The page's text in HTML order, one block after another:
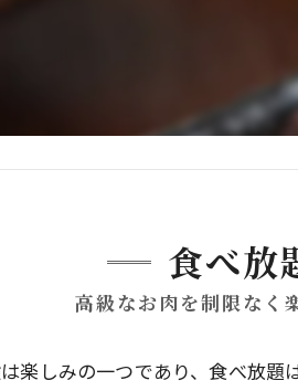
食べ放
高級なお肉を制限なく
楽しみの一つであり、食べ放